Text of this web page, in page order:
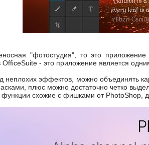
"фотостудия", то это
OfficeSuite - это приложение является
неплохих эффектов, можно объединять
плюс можно достаточно четко
функции схожие с фишками от PhotoShop,